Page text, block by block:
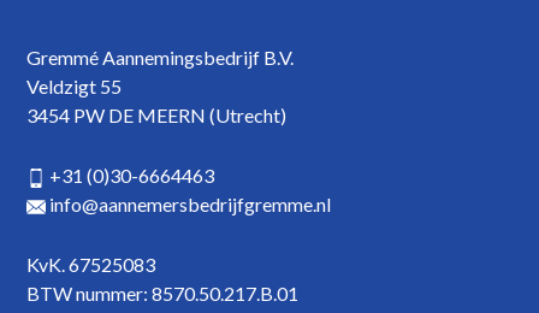
Gremmé Aannemingsbedrijf B.V.
Veldzigt 55
3454 PW DE MEERN (Utrecht)
+31 (0)30-6664463
info@aannemersbedrijfgremme.nl
KvK. 67525083
BTW nummer: 8570.50.217.B.01